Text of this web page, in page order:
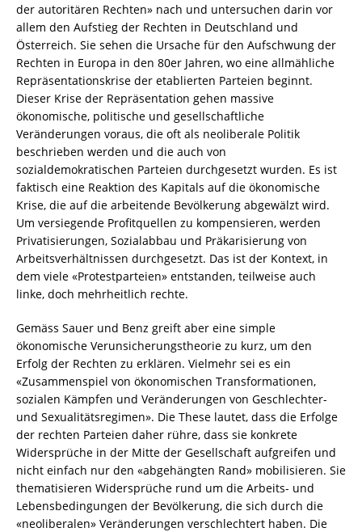
der autoritären Rechten» nach und untersuchen darin vor
allem den Aufstieg der Rechten in Deutschland und
Österreich. Sie sehen die Ursache für den Aufschwung der
Rechten in Europa in den 80er Jahren, wo eine allmähliche
Repräsentationskrise der etablierten Parteien beginnt.
Dieser Krise der Repräsentation gehen massive
ökonomische, politische und gesellschaftliche
Veränderungen voraus, die oft als neoliberale Politik
beschrieben werden und die auch von
sozialdemokratischen Parteien durchgesetzt wurden. Es ist
faktisch eine Reaktion des Kapitals auf die ökonomische
Krise, die auf die arbeitende Bevölkerung abgewälzt wird.
Um versiegende Profitquellen zu kompensieren, werden
Privatisierungen, Sozialabbau und Präkarisierung von
Arbeitsverhältnissen durchgesetzt. Das ist der Kontext, in
dem viele «Protestparteien» entstanden, teilweise auch
linke, doch mehrheitlich rechte.
Gemäss Sauer und Benz greift aber eine simple
ökonomische Verunsicherungstheorie zu kurz, um den
Erfolg der Rechten zu erklären. Vielmehr sei es ein
«Zusammenspiel von ökonomischen Transformationen,
sozialen Kämpfen und Veränderungen von Geschlechter-
und Sexualitätsregimen». Die These lautet, dass die Erfolge
der rechten Parteien daher rühre, dass sie konkrete
Widersprüche in der Mitte der Gesellschaft aufgreifen und
nicht einfach nur den «abgehängten Rand» mobilisieren. Sie
thematisieren Widersprüche rund um die Arbeits- und
Lebensbedingungen der Bevölkerung, die sich durch die
«neoliberalen» Veränderungen verschlechtert haben. Die